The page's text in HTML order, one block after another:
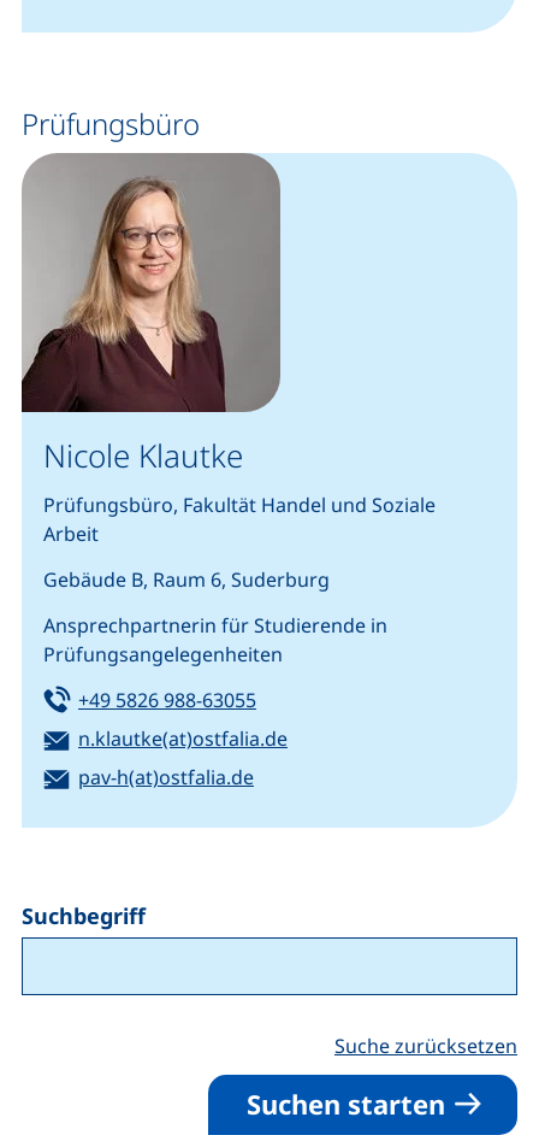
Prüfungsbüro
Nicole Klautke
Prüfungsbüro, Fakultät Handel und Soziale
Arbeit
Gebäude B, Raum 6, Suderburg
Ansprechpartnerin für Studierende in
Prüfungsangelegenheiten
Tel:
+49 5826 988-63055(startet einen Telefonanruf,
E-Mail:
n.klautke(at)ostfalia.de(öffnet Ihr E-Mail-
E-Mail:
pav-h(at)ostfalia.de(öffnet Ihr E-Mail-Programm)
Suchbegriff
Suche zurücksetzen
Suchen starten